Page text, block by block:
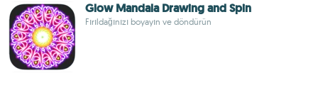
Glow Mandala Drawing and Spin
Fırıldağınızı boyayın ve döndürün